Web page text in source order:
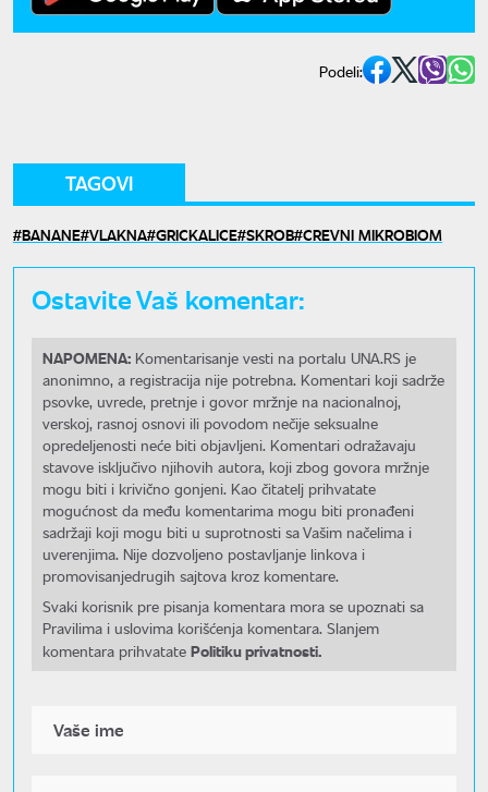
Podeli:
TAGOVI
BANANE VLAKNA GRICKALICE SKROB CREVNI MIKROBIOM
Ostavite Vaš komentar:
NAPOMENA: Komentarisanje vesti na portalu UNA.RS je
anonimno, a registracija nije potrebna. Komentari koji sadrže
psovke, uvrede, pretnje i govor mržnje na nacionalnoj,
verskoj, rasnoj osnovi ili povodom nečije seksualne
opredeljenosti neće biti objavljeni. Komentari odražavaju
stavove isključivo njihovih autora, koji zbog govora mržnje
mogu biti i krivično gonjeni. Kao čitatelj prihvatate
mogućnost da među komentarima mogu biti pronađeni
sadržaji koji mogu biti u suprotnosti sa Vašim načelima i
uverenjima. Nije dozvoljeno postavljanje linkova i
promovisanjedrugih sajtova kroz komentare.
Svaki korisnik pre pisanja komentara mora se upoznati sa
Pravilima i uslovima korišćenja komentara. Slanjem
komentara prihvatate Politiku privatnosti.